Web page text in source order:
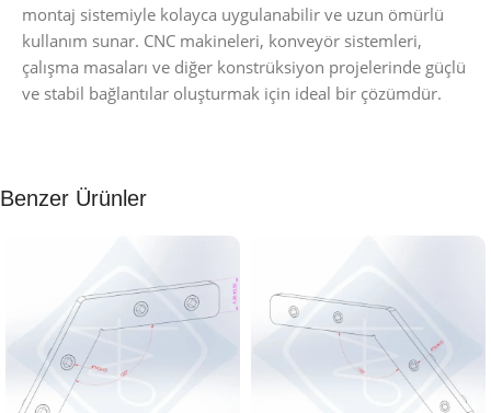
montaj sistemiyle kolayca uygulanabilir ve uzun ömürlü
kullanım sunar. CNC makineleri, konveyör sistemleri,
çalışma masaları ve diğer konstrüksiyon projelerinde güçlü
ve stabil bağlantılar oluşturmak için ideal bir çözümdür.
Benzer Ürünler